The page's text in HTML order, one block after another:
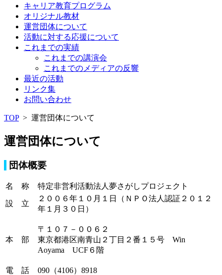
キャリア教育プログラム
オリジナル教材
運営団体について
活動に対する応援について
これまでの実績
これまでの講演会
これまでのメディアの反響
最近の活動
リンク集
お問い合わせ
TOP> 運営団体について
運営団体について
団体概要
名 称 特定非営利活動法人夢さがしプロジェクト
設 立
２００６年１０月１日（ＮＰＯ法人認証２０１２
年１月３０日）
本 部
〒１０７－００６２
東京都港区南青山２丁目２番１５号 Win
Aoyama UCF６階
電 話 090 （4106） 8918